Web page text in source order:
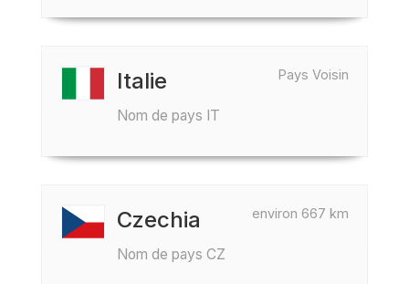
Pays Voisin
Italie
Nom de pays IT
environ 667 km
Czechia
Nom de pays CZ